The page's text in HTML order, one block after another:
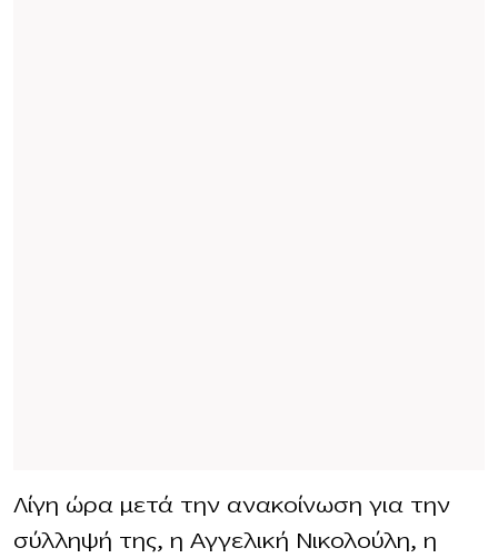
Λίγη ώρα μετά την ανακοίνωση για την
σύλληψή της, η Αγγελική Νικολούλη, η